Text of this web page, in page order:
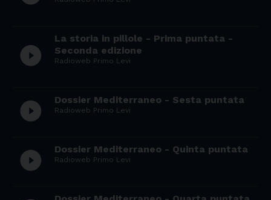
play_circle_filled
La storia in pillole - Prima puntata -
Seconda edizione
Radioweb Primo Levi
play_circle_filled Dossier Mediterraneo - Sesta puntata
Radioweb Primo Levi
play_circle_filled Dossier Mediterraneo - Quinta puntata
Radioweb Primo Levi